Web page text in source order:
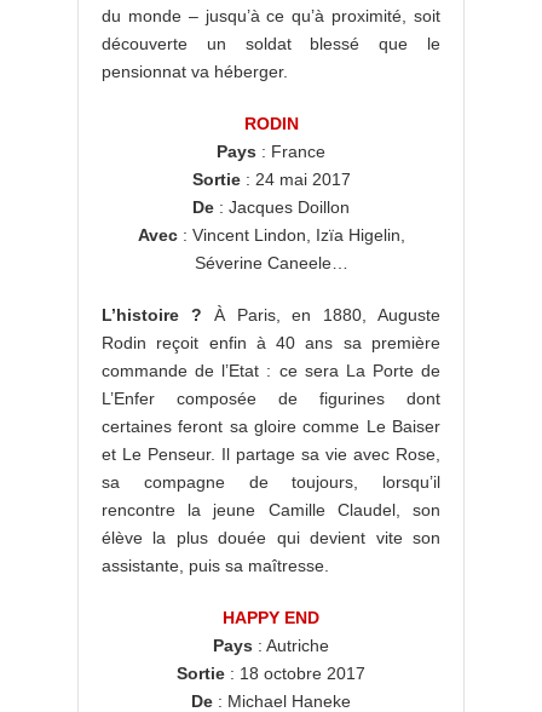
du monde – jusqu’à ce qu’à proximité, soit
découverte un soldat blessé que le
pensionnat va héberger.
RODIN
Pays : France
Sortie: 24 mai 2017
De : Jacques Doillon
Avec: Vincent Lindon, Izïa Higelin,
Séverine Caneele…
L’histoire ? À Paris, en 1880, Auguste
Rodin reçoit enfin à 40 ans sa première
commande de l’Etat : ce sera La Porte de
L’Enfer composée de figurines dont
certaines feront sa gloire comme Le Baiser
et Le Penseur. Il partage sa vie avec Rose,
sa compagne de toujours, lorsqu’il
rencontre la jeune Camille Claudel, son
élève la plus douée qui devient vite son
assistante, puis sa maîtresse.
HAPPY END
Pays : Autriche
Sortie : 18 octobre 2017
De : Michael Haneke